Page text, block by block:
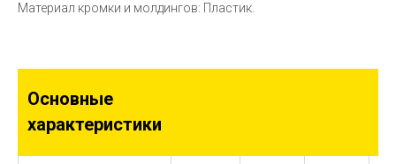
Материал кромки и молдингов: Пластик.
Основные
характеристики